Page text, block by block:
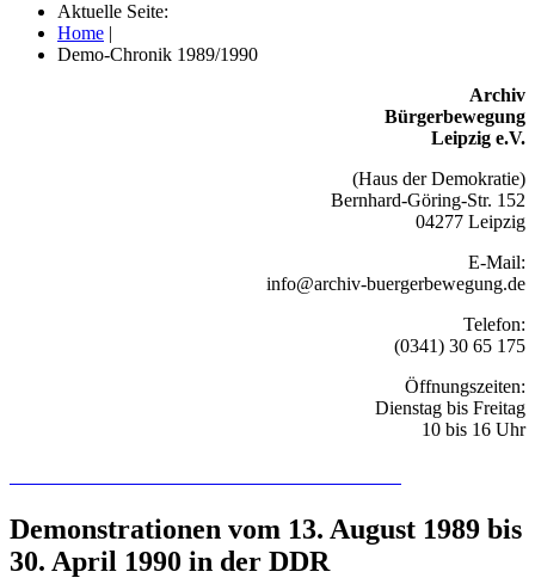
Aktuelle Seite:
Home |
Demo-Chronik 1989/1990
Archiv
Bürgerbewegung
Leipzig e.V.
(Haus der Demokratie)
Bernhard-Göring-Str. 152
04277 Leipzig
E-Mail:
info@archiv-buergerbewegung.de
Telefon:
(0341) 30 65 175
Öffnungszeiten:
Dienstag bis Freitag
10 bis 16 Uhr
Demonstrationen vom 13. August 1989 bis
30. April 1990 in der DDR